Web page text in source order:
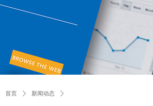
首页 ꄲ 新闻动态 ꄲ